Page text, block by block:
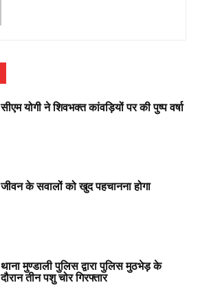
सीएम योगी ने शिवभक्त कांवड़ियों पर की पुष्प वर्षा
जीवन के सवालों को खुद पहचानना होगा
थाना मुण्डाली पुलिस द्वारा पुलिस मुठभेड़ के
दौरान तीन पशु चोर गिरफ्तार